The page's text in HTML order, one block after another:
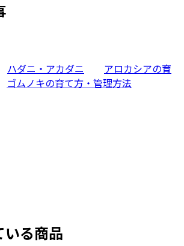
ハダニ・アカダニ
アロカシアの育
ゴムノキの育て方・管理方法
いる商品